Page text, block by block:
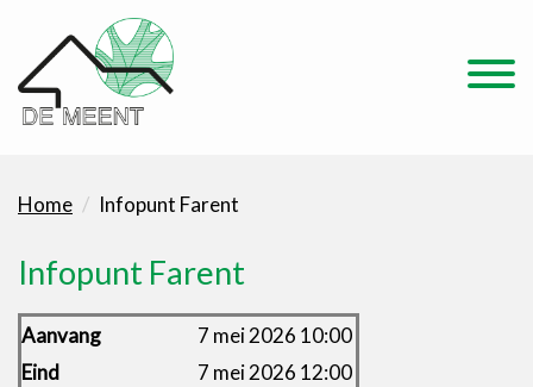
Home Infopunt Farent
Infopunt Farent
Aanvang
7 mei 2026 10:00
Eind
7 mei 2026 12:00